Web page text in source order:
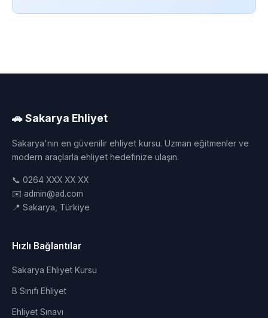
🚗 Sakarya Ehliyet
Sakarya'nın en güvenilir ehliyet kursu. Uzman eğitmenler ve
modern araçlarla ehliyet hedefinize ulaşın.
📞 0264 XXX XX XX
✉️ admin@ad.com
📍 Sakarya, Türkiye
Hızlı Bağlantılar
Sakarya Ehliyet Kursu
B Sınıfı Ehliyet
Ehliyet Sınavı